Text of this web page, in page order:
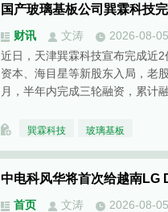
国产玻璃基板公司巽霖科技
财讯 文涛
2026-08-05
近日，天津巽霖科技宣布完成近
资本、海目星等新股东入局，老
月，半年内完成三轮融资，累计
巽霖科技 玻璃基板
中电科风华将首次给越南LG
首页 文涛
2026-08-05